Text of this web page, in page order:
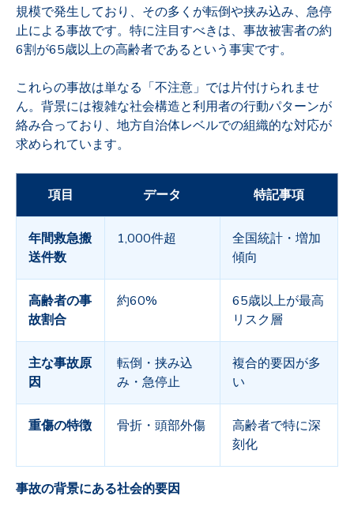
規模で発生しており、その多くが転倒や挟み込み、急停
止による事故です。特に注目すべきは、事故被害者の約
6割が65歳以上の高齢者であるという事実です。
これらの事故は単なる「不注意」では片付けられませ
ん。背景には複雑な社会構造と利用者の行動パターンが
絡み合っており、地方自治体レベルでの組織的な対応が
求められています。
項目 データ 特記事項
年間救急搬
送件数
1,000件超
全国統計・増加
傾向
高齢者の事
故割合
約60%
65歳以上が最高
リスク層
主な事故原
因
転倒・挟み込
み・急停止
複合的要因が多
い
重傷の特徴 骨折・頭部外傷
高齢者で特に深
刻化
事故の背景にある社会的要因